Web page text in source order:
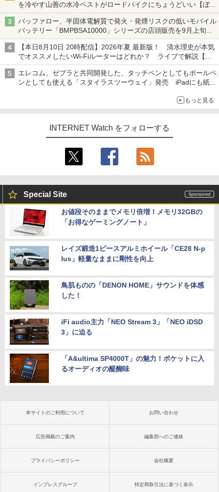
を冷やす山善の水冷ベストがロードバイクにちょうどいい【ぼっ
ち・ざ・ろーど！その14】【空いた時間でなにしてる？】
バッファロー、半固体電解質で発火・発煙リスクの低いモバイル
バッテリー「BMPBSA10000」シリーズの店頭販売を9月上旬に
開始
【本日8月10日 20時配信】2026年夏 最新版！ 清水理史が本気
でオススメしたいWi-Fiルーターはどれか？ ライブで解説【清
水理史の「イニシャルB」チャンネル】
エレコム、ゼブラと共同開発した、タッチペンとしてもボールペ
ンとしても使える「スタイラスツーウェイ」発売 iPadにも紙に
もっと見る
INTERNET Watch をフォローする
Special Site
お値段そのままでメモリ倍増！メモリ32GBの
「お得なゲーミングノート」
レイズ鍛造1ピースアルミホイール「CE28 N-p
lus」軽量なままに剛性を向上
鳥肌ものの「DENON HOME」サウンドを体感
した！
iFi audio主力「NEO Stream 3」「NEO iDSD
3」に迫る
「A&ultima SP4000T」の魅力！ポケットに入
るオーディオの醍醐味
本サイトのご利用について お問い合わせ
広告掲載のご案内 編集部へのご連絡
プライバシーポリシー 会社概要
インプレスグループ 特定商取引法に基づく表示